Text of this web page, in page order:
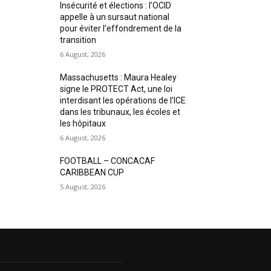
Insécurité et élections : l’OCID
appelle à un sursaut national
pour éviter l’effondrement de la
transition
6 August, 2026
Massachusetts : Maura Healey
signe le PROTECT Act, une loi
interdisant les opérations de l’ICE
dans les tribunaux, les écoles et
les hôpitaux
6 August, 2026
FOOTBALL – CONCACAF
CARIBBEAN CUP
5 August, 2026